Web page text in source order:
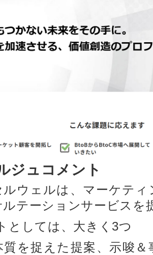
ジュコメント
ルウェルは、マーケテ
テーションサービスを
としては、大きく3つ
を捉えた提案、示唆＆